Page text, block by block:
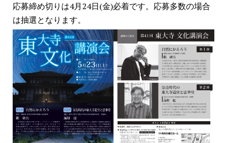
応募締め切りは4月24日(金)必着です。応募多数の場合
は抽選となります。